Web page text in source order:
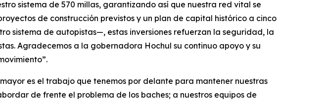
sistema de 570 millas, garantizando así que nuestra red vital se
de construcción previstos y un plan de capital histórico a cinco
sistema de autopistas—, estas inversiones refuerzan la seguridad, la
Agradecemos a la gobernadora Hochul su continuo apoyo y su
es el trabajo que tenemos por delante para mantener nuestras
de frente el problema de los baches; a nuestros equipos de